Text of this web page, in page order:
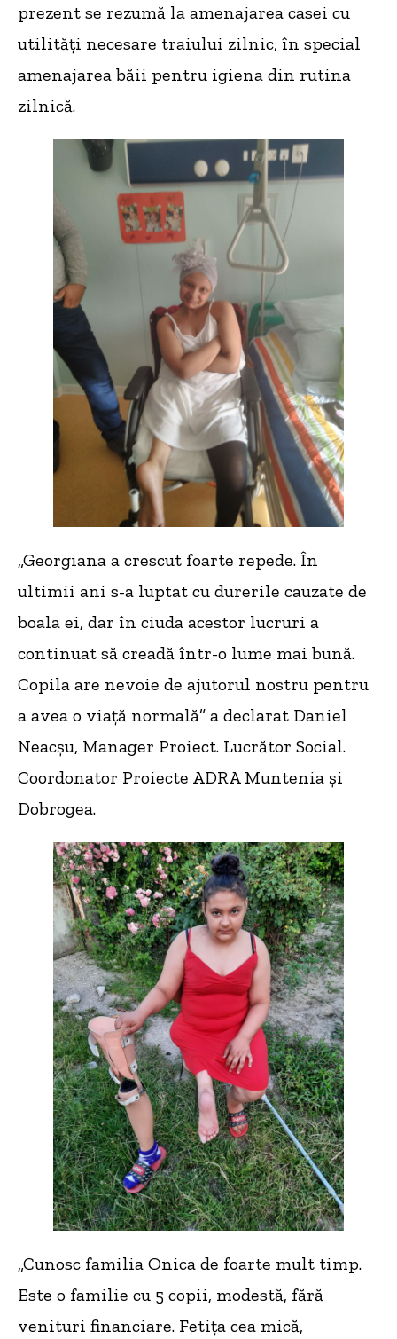
prezent se rezumă la amenajarea casei cu
utilități necesare traiului zilnic, în special
amenajarea băii pentru igiena din rutina
zilnică.
„Georgiana a crescut foarte repede. În
ultimii ani s-a luptat cu durerile cauzate de
boala ei, dar în ciuda acestor lucruri a
continuat să creadă într-o lume mai bună.
Copila are nevoie de ajutorul nostru pentru
a avea o viață normală” a declarat Daniel
Neacșu, Manager Proiect. Lucrător Social.
Coordonator Proiecte ADRA Muntenia și
Dobrogea.
„Cunosc familia Onica de foarte mult timp.
Este o familie cu 5 copii, modestă, fără
venituri financiare. Fetița cea mică,